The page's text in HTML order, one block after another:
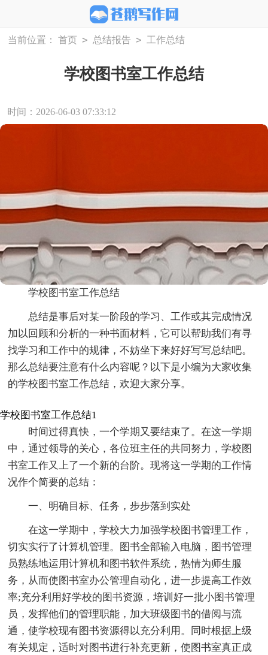
当前位置： 首页 > 总结报告 > 工作总结
学校图书室工作总结
时间：2026-06-03 07:33:12
学校图书室工作总结
总结是事后对某一阶段的学习、工作或其完成情况
加以回顾和分析的一种书面材料，它可以帮助我们有寻
找学习和工作中的规律，不妨坐下来好好写写总结吧。
那么总结要注意有什么内容呢？以下是小编为大家收集
的学校图书室工作总结，欢迎大家分享。
学校图书室工作总结1
时间过得真快，一个学期又要结束了。在这一学期
中，通过领导的关心，各位班主任的共同努力，学校图
书室工作又上了一个新的台阶。现将这一学期的工作情
况作个简要的总结：
一、明确目标、任务，步步落到实处
在这一学期中，学校大力加强学校图书管理工作，
切实实行了计算机管理。图书全部输入电脑，图书管理
员熟练地运用计算机和图书软件系统，热情为师生服
务，从而使图书室办公管理自动化，进一步提高工作效
率;充分利用好学校的图书资源，培训好一批小图书管理
员，发挥他们的管理职能，加大班级图书的借阅与流
通，使学校现有图书资源得以充分利用。同时根据上级
有关规定，适时对图书进行补充更新，使图书室真正成